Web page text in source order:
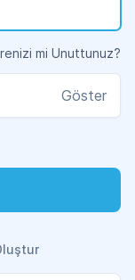
mi Unuttunuz?
Göster